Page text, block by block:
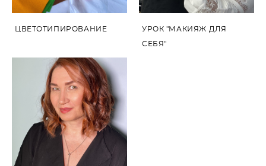
ЦВЕТОТИПИРОВАНИЕ УРОК "МАКИЯЖ ДЛЯ
СЕБЯ"